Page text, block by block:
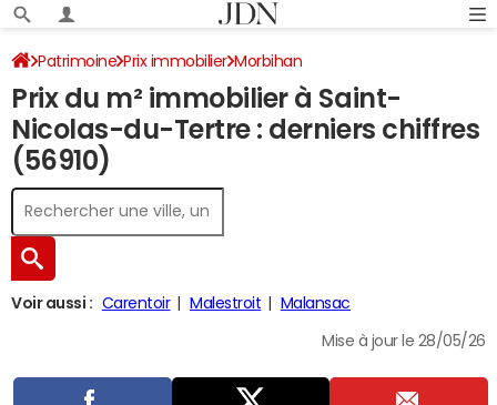
Patrimoine Prix immobilier Morbihan
Saint-Nicolas-du-Tertre
Prix du m² immobilier à Saint-
Nicolas-du-Tertre : derniers chiffres
(56910)
Voir aussi : Carentoir Malestroit Malansac
Mise à jour le 28/05/26